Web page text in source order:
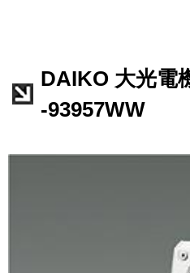
DAIKO 大光電
-93957WW